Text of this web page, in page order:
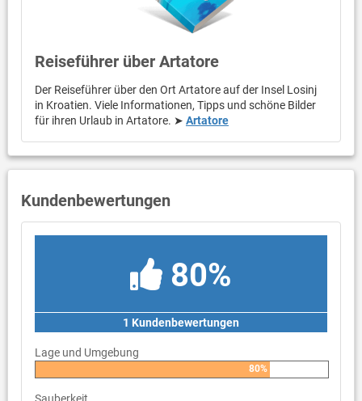
Reiseführer über Artatore
Der Reiseführer über den Ort Artatore auf der Insel Losinj
in Kroatien. Viele Informationen, Tipps und schöne Bilder
für ihren Urlaub in Artatore. ➤ Artatore
Kundenbewertungen
80%
1 Kundenbewertungen
Lage und Umgebung
80%